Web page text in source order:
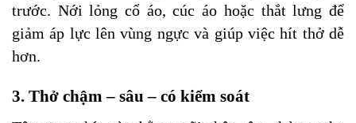
trước. Nới lỏng cổ áo, cúc áo hoặc thắt lưng để
giảm áp lực lên vùng ngực và giúp việc hít thở dễ
hơn.
3. Thở chậm – sâu – có kiểm soát